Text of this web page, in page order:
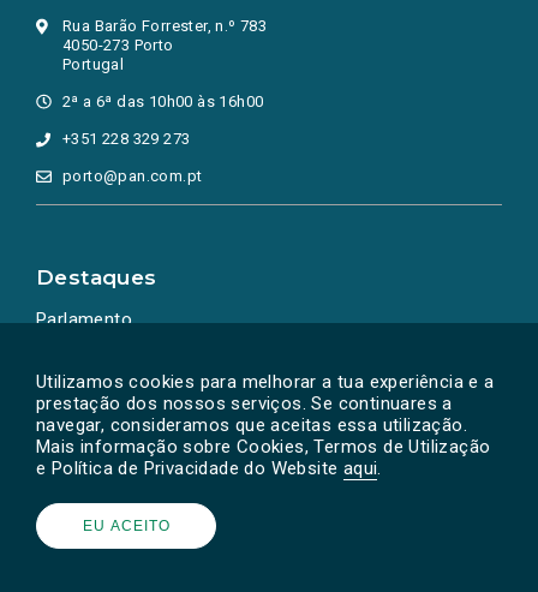
Utilizamos cookies para melhorar a tua experiência e a
prestação dos nossos serviços. Se continuares a
navegar, consideramos que aceitas essa utilização.
Mais informação sobre Cookies, Termos de Utilização
e Política de Privacidade do Website aqui.
EU ACEITO
Rua Barão Forrester, n.º 783
4050-273 Porto
Portugal
2ª a 6ª das 10h00 às 16h00
+351 228 329 273
porto@pan.com.pt
Destaques
Parlamento
Powered by © PAN 2026